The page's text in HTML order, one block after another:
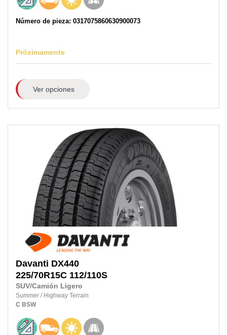
Número de pieza: 0317075860630900073
Próximamente
Ver opciones
Davanti DX440
225/70R15C 112/110S
SUV/Camión Ligero
Summer / Highway Terrain
C BSW